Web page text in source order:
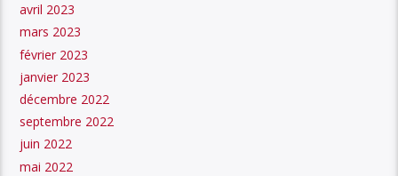
avril 2023
mars 2023
février 2023
janvier 2023
décembre 2022
septembre 2022
juin 2022
mai 2022